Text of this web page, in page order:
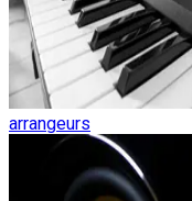
arrangeurs